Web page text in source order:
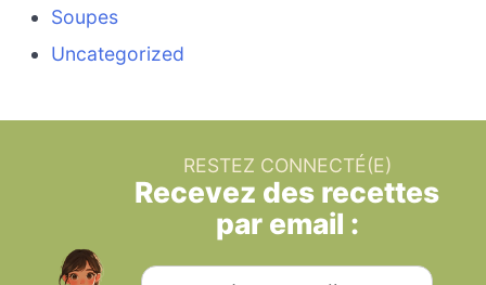
Soupes
Uncategorized
RESTEZ CONNECTÉ(E)
Recevez des recettes
par email :